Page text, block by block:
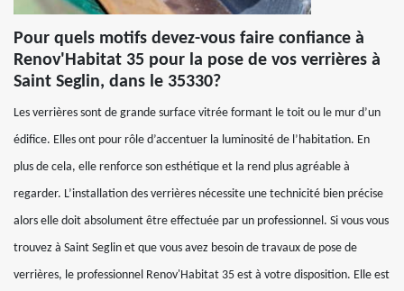
Pour quels motifs devez-vous faire confiance à
Renov'Habitat 35 pour la pose de vos verrières à
Saint Seglin, dans le 35330?
Les verrières sont de grande surface vitrée formant le toit ou le mur d’un
édifice. Elles ont pour rôle d’accentuer la luminosité de l’habitation. En
plus de cela, elle renforce son esthétique et la rend plus agréable à
regarder. L’installation des verrières nécessite une technicité bien précise
alors elle doit absolument être effectuée par un professionnel. Si vous vous
trouvez à Saint Seglin et que vous avez besoin de travaux de pose de
verrières, le professionnel Renov'Habitat 35 est à votre disposition. Elle est